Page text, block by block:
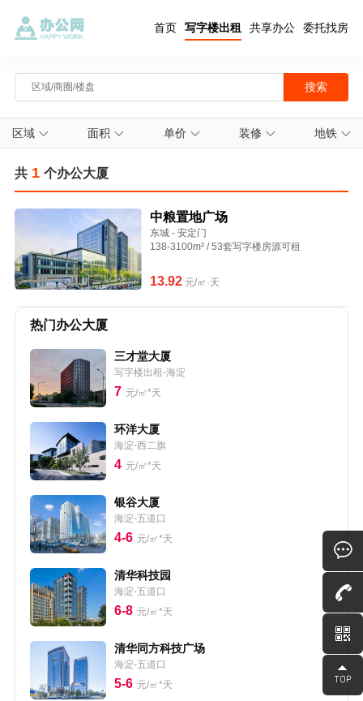
首页 写字楼出租 共享办公 委托找房
区域 面积 单价 装修 地铁
共 1 个办公大厦
中粮置地广场
东城 - 安定门
138-3100m² / 53套写字楼房源可租
13.92元/㎡·天
热门办公大厦
三才堂大厦
写字楼出租-海淀
7 元/㎡*天
环洋大厦
海淀-西二旗
4 元/㎡*天
银谷大厦
海淀-五道口
4-6 元/㎡*天
清华科技园
海淀-五道口
6-8 元/㎡*天
清华同方科技广场
海淀-五道口
5-6 元/㎡*天